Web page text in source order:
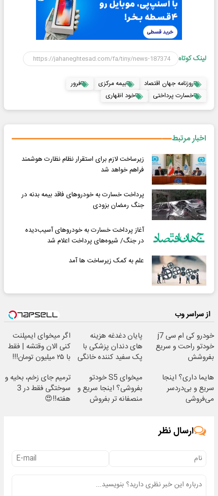
لینک کوتاه
روزنامه جهان اقتصاد بیمه مرکزی
فرور
خسارت پرداختی
خود اظهاری
اخبار مرتبط
زیرساخت لازم برای استقرار نظام نظارت هوشمند
فراهم خواهد شد
پرداخت خسارت به خودروهای فاقد بیمه بدنه در
جنگ رمضان بزودی
آغاز پرداخت خسارت به خودروهای آسیب‌دیده
در جنگ/ شیوه‌های پرداخت اعلام شد
علم به کمک زیرساخت ها آمد
از سراسر وب
خودرو کی ام سی j7
خودتو راحت و سریع
بفروشش
پایان دغدغه هزینه
های دندان پزشکی با
پک سفید کننده خانگی
اگر میخوای ایمپلنت
کنی الان وقتشه | فقط
با ۲۵ میلیون تومان!!!
هایما داری؟ اینجا
سریع و بی‌دردسر
می‌فروشی
میخوای S5 خودتو
بفروشی؟ اینجا سریع و
منصفانه تر بفروش
ترمیم جای زخم، بخیه و
سوختگی فقط در 3
هفته!!😍
ارسال نظر